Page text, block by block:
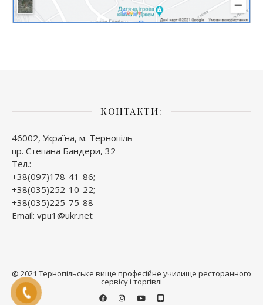
КОНТАКТИ:
46002, Україна, м. Тернопіль
пр. Степана Бандери, 32
Тел.:
+38(097)178-41-86;
+38(035)252-10-22;
+38(035)225-75-88
Email: vpu1@ukr.net
@ 2021 Тернопільське вище професійне училище ресторанного
сервісу і торгівлі